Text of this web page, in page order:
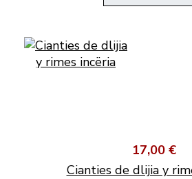
17,00 €
Cianties de dlijia y